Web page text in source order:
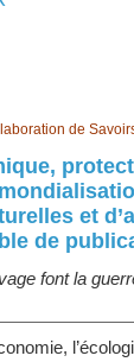
de
et
de
font la